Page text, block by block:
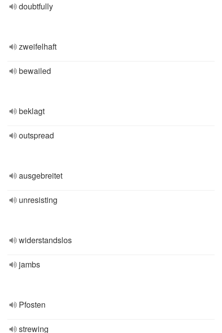
doubtfully
zweifelhaft
bewailed
beklagt
outspread
ausgebreitet
unresisting
widerstandslos
jambs
Pfosten
strewing